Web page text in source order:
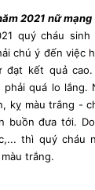
2021 nữ
quý cháu
chú ý đến việc
đạt kết quả
quá lo lắng.
kỵ màu trắng -
buồn đưa tới.
thì quý cháu
trắng.